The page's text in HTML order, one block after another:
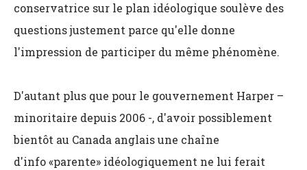
conservatrice sur le plan idéologique soulève des
questions justement parce qu'elle donne
l'impression de participer du même phénomène.
D'autant plus que pour le gouvernement Harper –
minoritaire depuis 2006 -, d'avoir possiblement
bientôt au Canada anglais une chaîne
d'info «parente» idéologiquement ne lui ferait